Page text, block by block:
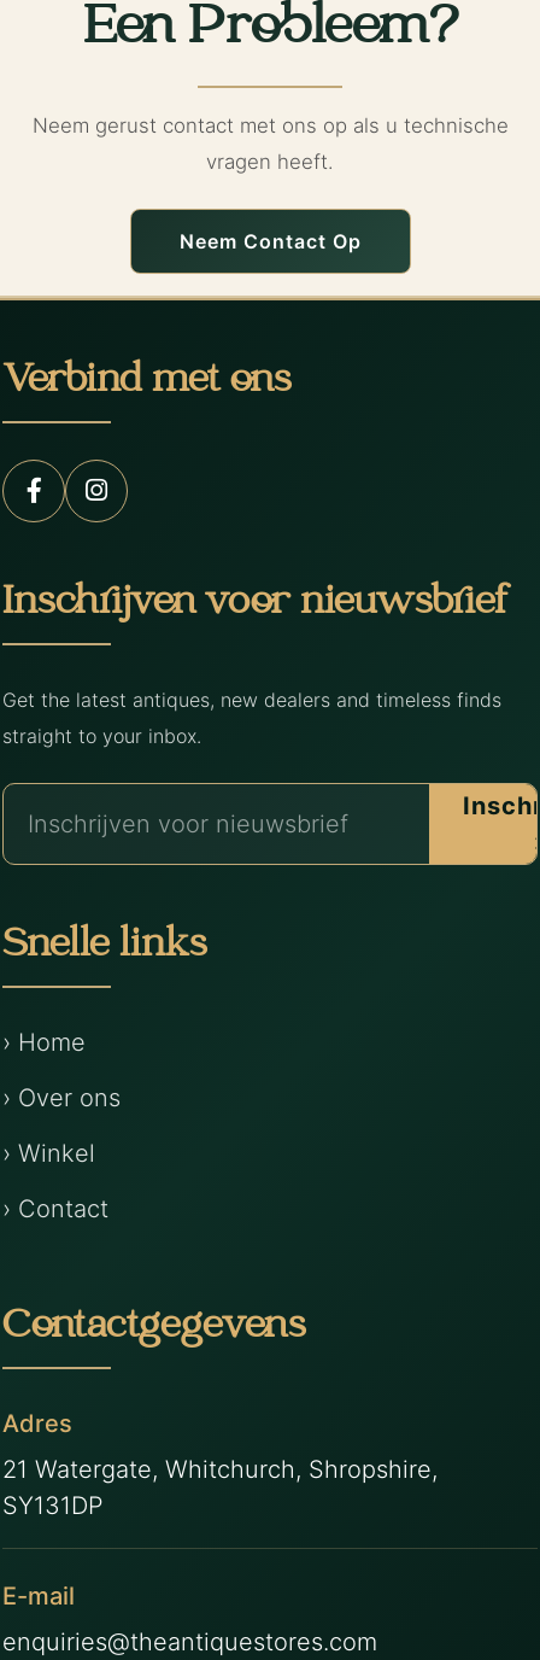
Een Probleem?
Neem gerust contact met ons op als u technische
vragen heeft.
Neem Contact Op
Verbind met ons
Inschrijven voor nieuwsbrief
Get the latest antiques, new dealers and timeless finds
straight to your inbox.
Snelle links
› Home
› Over ons
› Winkel
› Contact
Contactgegevens
Adres
21 Watergate, Whitchurch, Shropshire,
SY131DP
E-mail
enquiries@theantiquestores.com